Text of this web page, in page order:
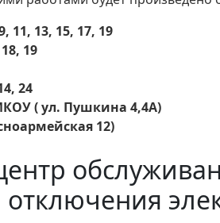
11, 13, 15, 17, 19
19
24
( ул. Пушкина 4,4А)
12)